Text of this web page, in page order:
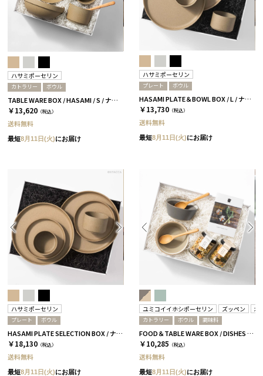
ハサミポーセリン
カトラリー ボウル
TABLE WARE BOX / HASAMI / S / ナチュラル［ハサミポーセリン］
￥13,620 （税込）
送料無料
最短8月11日(火)にお届け
ハサミポーセリン
プレート ボウル
HASAMI PLATE＆BOWL BOX / L / ナチュラル［ハサミポーセリン］
￥13,730 （税込）
送料無料
最短8月11日(火)にお届け
ハサミポーセリン
プレート ボウル
HASAMI PLATE SELECTION BOX / ナチュラル［ハサミポーセリン］
￥18,130 （税込）
送料無料
最短8月11日(火)にお届け
ユミコイイホシポーセリン ズッペン 木
カトラリー ボウル 調味料
FOOD＆TABLE WARE BOX / DISHES ボウル / グレー＆ベージュ
￥10,285 （税込）
送料無料
最短8月11日(火)にお届け